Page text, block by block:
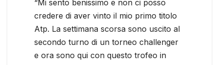
“Mi sento benissimo e non ci posso
credere di aver vinto il mio primo titolo
Atp. La settimana scorsa sono uscito al
secondo turno di un torneo challenger
e ora sono qui con questo trofeo in